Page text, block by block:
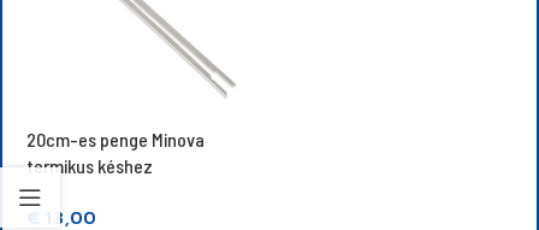
20cm-es penge Minova
termikus késhez
€ 13,00